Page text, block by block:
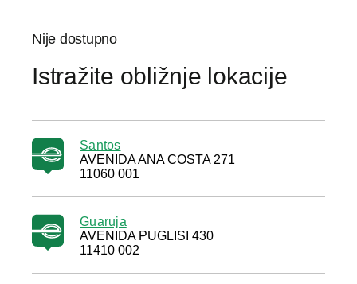
Nije dostupno
Istražite obližnje lokacije
Santos
AVENIDA ANA COSTA 271
11060 001
Guaruja
AVENIDA PUGLISI 430
11410 002